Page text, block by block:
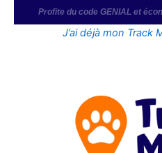
Satisfait ou remboursé
J’ai déjà mon Track